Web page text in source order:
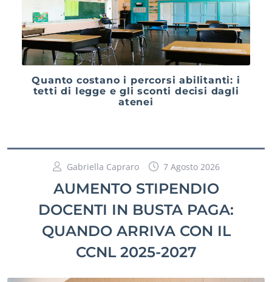
Quanto costano i percorsi abilitanti: i
tetti di legge e gli sconti decisi dagli
atenei
Gabriella Capraro 7 Agosto 2026
AUMENTO STIPENDIO
DOCENTI IN BUSTA PAGA:
QUANDO ARRIVA CON IL
CCNL 2025-2027